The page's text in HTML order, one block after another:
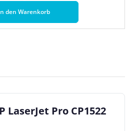
den Warenkorb
LaserJet Pro CP1522